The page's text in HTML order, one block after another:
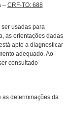
– CRF-TO: 688
usadas para
as orientações dadas
apto a diagnosticar
adequado. Ao
consultado
as determinações da